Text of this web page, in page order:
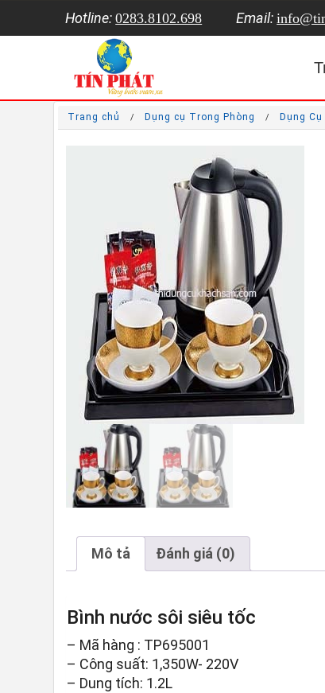
Hotline: 0283.8102.698 Email:
Trang chủ / Dụng cụ Trong Phòng / Dụng
Mô tả Đánh giá (0)
Bình nước sôi siêu tốc
– Mã hàng : TP695001
– Công suất: 1,350W- 220V
– Dung tích: 1.2L